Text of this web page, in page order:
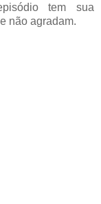
tem sua
não agradam.